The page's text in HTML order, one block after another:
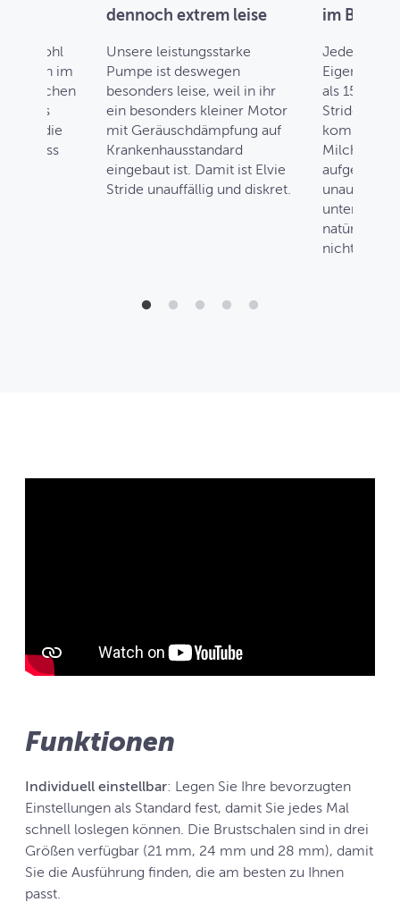
sowohl
auch im
die
dass
dennoch extrem leise
Unsere leistungsstarke
Pumpe ist deswegen
besonders leise, weil in ihr
ein besonders kleiner Motor
mit Geräuschdämpfung auf
Krankenhausstandard
eingebaut ist. Damit ist Elvie
Stride unauffällig und diskret.
im BH zu
Jede
als 150 g,
Stride sich
kompakt
Milch
unter der
natürlich
nicht.
Funktionen
Individuell einstellbar: Legen Sie Ihre bevorzugten
Einstellungen als Standard fest, damit Sie jedes Mal
schnell loslegen können. Die Brustschalen sind in drei
Größen verfügbar (21 mm, 24 mm und 28 mm), damit
Sie die Ausführung finden, die am besten zu Ihnen
passt.